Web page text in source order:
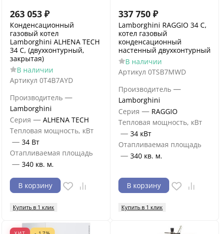
263 053 ₽
Конденсационный
газовый котел
Lamborghini ALHENA TECH
34 C, (двухконтурный,
закрытая)
В наличии
Артикул 0T4B7AYD
Производитель —
Lamborghini
Серия — ALHENA TECH
Тепловая мощность, кВт
— 34 Вт
Отапливаемая площадь
— 340 кв. м.
В корзину
Купить в 1 клик
337 750 ₽
Lamborghini RAGGIO 34 C,
котел газовый
конденсационный
настенный двухконтурный
В наличии
Артикул 0TSB7MWD
Производитель —
Lamborghini
Серия — RAGGIO
Тепловая мощность, кВт
— 34 кВт
Отапливаемая площадь
— 340 кв. м.
В корзину
Купить в 1 клик